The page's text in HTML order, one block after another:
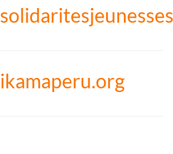
ikamaperu.org